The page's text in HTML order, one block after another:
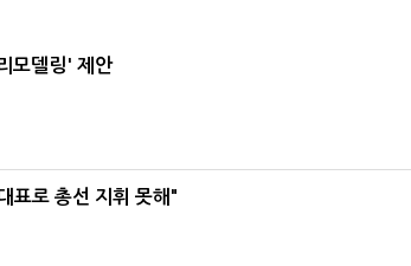
모델링' 제안
표로 총선 지휘 못해"